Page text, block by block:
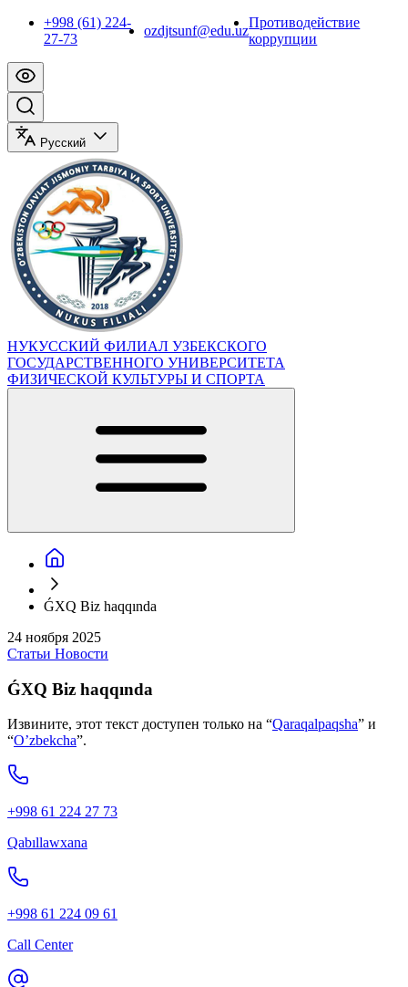
+998 (61) 224-
27-73
ozdjtsunf@edu.uz
Противодействие
коррупции
Русский
НУКУССКИЙ ФИЛИАЛ УЗБЕКСКОГО
ГОСУДАРСТВЕННОГО УНИВЕРСИТЕТА
ФИЗИЧЕСКОЙ КУЛЬТУРЫ И СПОРТА
ǴXQ Biz haqqında
24 ноября 2025
Статьи Новости
ǴXQ Biz haqqında
Извините, этот текст доступен только на “Qaraqalpaqsha” и
“O’zbekcha”.
+998 61 224 27 73
Qabıllawxana
+998 61 224 09 61
Call Center